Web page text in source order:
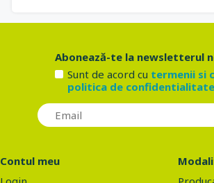
Abonează-te la newsletterul
Sunt de acord cu termenii si
politica de confidentialitate
Contul meu